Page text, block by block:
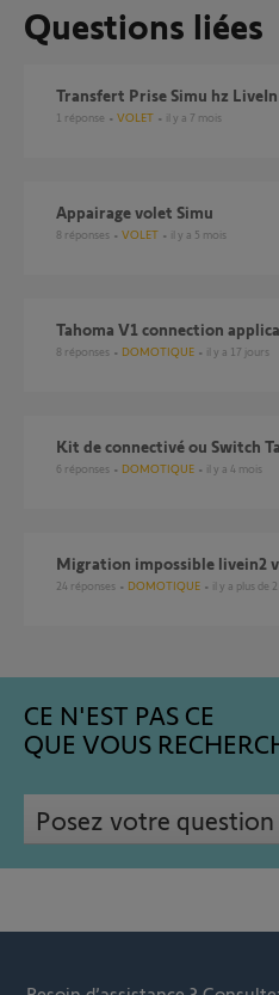
Questions liées
Transfert Prise Simu hz
1 réponse VOLET il y a 7 mois
Appairage volet Simu
8 réponses VOLET il y a 5 mois
Tahoma V1 connection
8 réponses DOMOTIQUE il y a 17 jours
Kit de connectivé ou Switch
6 réponses DOMOTIQUE il y a 4 mois
migration impossible livein2
24 réponses DOMOTIQUE il y a plus de
CE N'EST PAS CE
QUE VOUS
Posez votre question